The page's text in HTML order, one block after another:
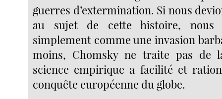
guerres d’extermination. Si nous
au sujet de cette histoire, nous
simplement comme une invasion
moins, Chomsky ne traite pas de
science empirique a facilité et
conquête européenne du globe.